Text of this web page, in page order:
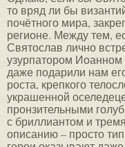
то вряд ли бы
почётного мира,
регионе. Между тем,
Святослав лично
узурпатором
даже подарили нам
роста, крепкого
украшенной
пронзительными
с бриллиантом и
описанию – просто